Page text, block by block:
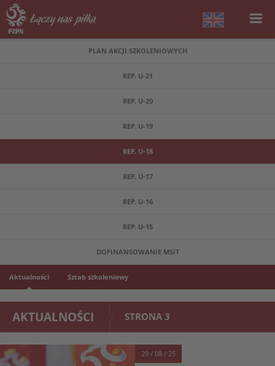
PLAN AKCJI SZKOLENIOWYCH
REP. U-21
REP. U-20
REP. U-19
REP. U-18
REP. U-17
REP. U-16
REP. U-15
DOFINANSOWANIE MSIT
Aktualności Sztab szkoleniowy
AKTUALNOŚCI STRONA 3
29 / 08 / 25